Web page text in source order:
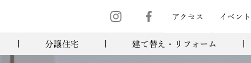
アクセス イベント
分譲住宅 建て替え・リフォーム